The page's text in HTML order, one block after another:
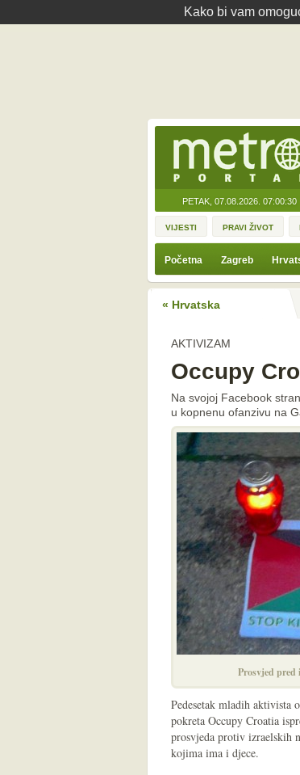
Kako bi vam
PETAK, 07.08.2026. 07:00:30
VIJESTI PRAVI ŽIVOT
Početna Zagreb
« Hrvatska
AKTIVIZAM
Occupy
Na svojoj Facebook
u kopnenu ofanzivu na
Prosvjed pred
Pedesetak mladih aktivista
pokreta Occupy Croatia
prosvjeda protiv izraelskih
kojima ima i djece.